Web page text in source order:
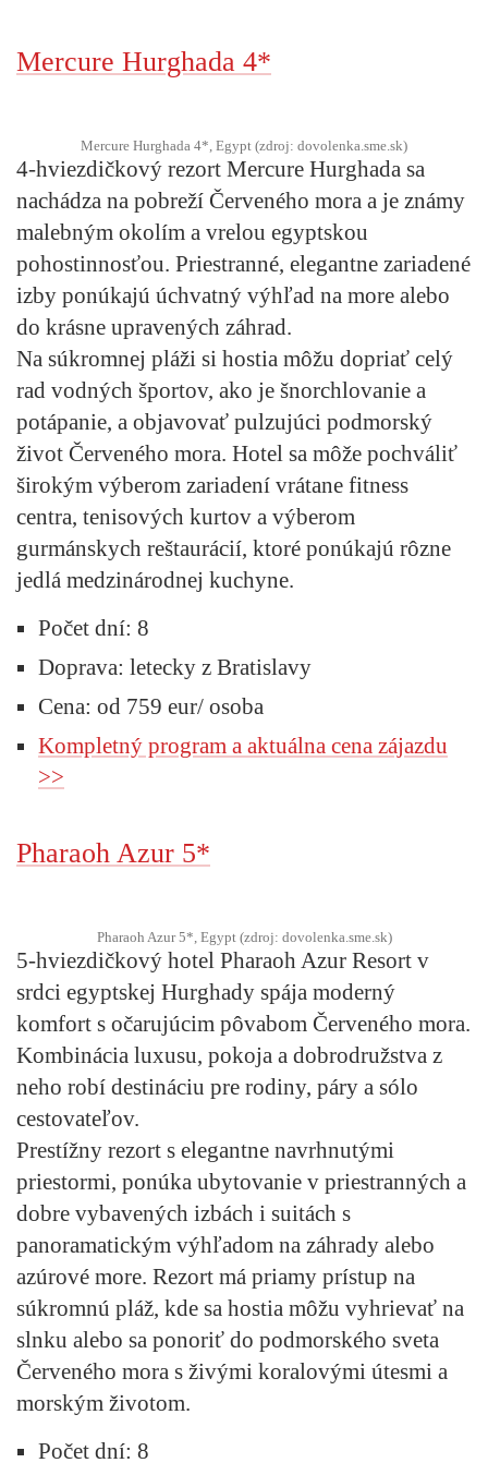
Mercure Hurghada 4*
Mercure Hurghada 4*, Egypt (zdroj: dovolenka.sme.sk)
4-hviezdičkový rezort Mercure Hurghada sa
nachádza na pobreží Červeného mora a je známy
malebným okolím a vrelou egyptskou
pohostinnosťou. Priestranné, elegantne zariadené
izby ponúkajú úchvatný výhľad na more alebo
do krásne upravených záhrad.
Na súkromnej pláži si hostia môžu dopriať celý
rad vodných športov, ako je šnorchlovanie a
potápanie, a objavovať pulzujúci podmorský
život Červeného mora. Hotel sa môže pochváliť
širokým výberom zariadení vrátane fitness
centra, tenisových kurtov a výberom
gurmánskych reštaurácií, ktoré ponúkajú rôzne
jedlá medzinárodnej kuchyne.
Počet dní: 8
Doprava: letecky z Bratislavy
Cena: od 759 eur/ osoba
Kompletný program a aktuálna cena zájazdu
>>
Pharaoh Azur 5*
Pharaoh Azur 5*, Egypt (zdroj: dovolenka.sme.sk)
5-hviezdičkový hotel Pharaoh Azur Resort v
srdci egyptskej Hurghady spája moderný
komfort s očarujúcim pôvabom Červeného mora.
Kombinácia luxusu, pokoja a dobrodružstva z
neho robí destináciu pre rodiny, páry a sólo
cestovateľov.
Prestížny rezort s elegantne navrhnutými
priestormi, ponúka ubytovanie v priestranných a
dobre vybavených izbách i suitách s
panoramatickým výhľadom na záhrady alebo
azúrové more. Rezort má priamy prístup na
súkromnú pláž, kde sa hostia môžu vyhrievať na
slnku alebo sa ponoriť do podmorského sveta
Červeného mora s živými koralovými útesmi a
morským životom.
Počet dní: 8